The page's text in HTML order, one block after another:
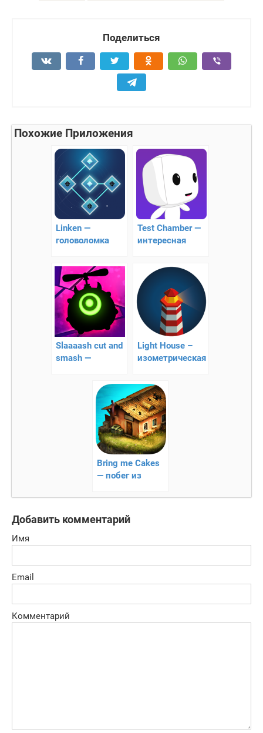
Поделиться
Похожие Приложения
Linken —
головоломка
Test Chamber —
интересная
Slaaaash cut and
smash —
головоломка
Light House –
изометрическая
Bring me Cakes
— побег из
сновидений
Добавить комментарий
Имя
Email
Комментарий